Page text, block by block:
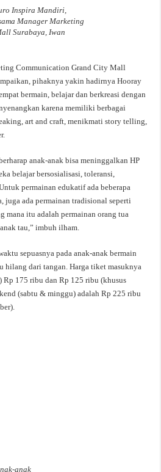
Inspira Mandiri,
Manager Marketing
Surabaya, Iwan
Communication Grand City Mall
pihaknya yakin hadirnya Hooray
bermain, belajar dan berkreasi dengan
karena memiliki berbagai
art and craft, menikmati story telling,
anak-anak bisa meninggalkan HP
belajar bersosialisasi, toleransi,
permainan edukatif ada beberapa
juga ada permainan tradisional seperti
mana itu adalah permainan orang tua
tau,” imbuh ilham.
sepuasnya pada anak-anak bermain
hilang dari tangan. Harga tiket masuknya
Rp 175 ribu dan Rp 125 ribu (khusus
(sabtu & minggu) adalah Rp 225 ribu
anak